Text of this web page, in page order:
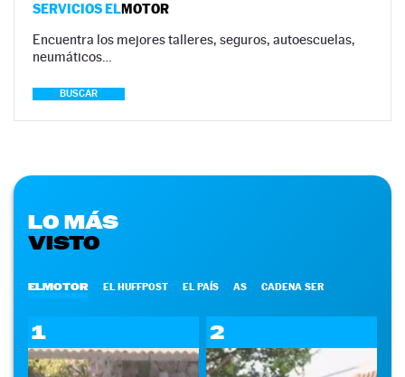
SERVICIOS ELMOTOR
Encuentra los mejores talleres, seguros, autoescuelas,
neumáticos…
BUSCAR
LO MÁS
VISTO
ELMOTOR EL HUFFPOST EL PAÍS AS CADENA SER
1 2